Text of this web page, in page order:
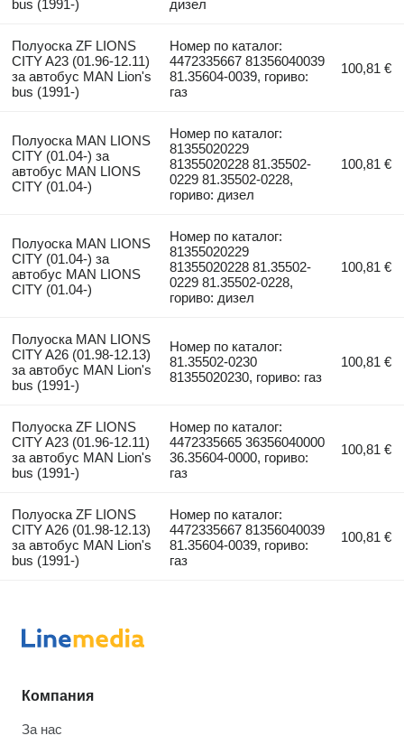
bus (1991-)
дизел
Полуоска ZF LIONS
CITY A23 (01.96-12.11)
за автобус MAN Lion's
bus (1991-)
Номер по каталог:
4472335667 81356040039
81.35604-0039, гориво:
газ
100,81 €
Полуоска MAN LIONS
CITY (01.04-) за
автобус MAN LIONS
CITY (01.04-)
Номер по каталог:
81355020229
81355020228 81.35502-
0229 81.35502-0228,
гориво: дизел
100,81 €
Полуоска MAN LIONS
CITY (01.04-) за
автобус MAN LIONS
CITY (01.04-)
Номер по каталог:
81355020229
81355020228 81.35502-
0229 81.35502-0228,
гориво: дизел
100,81 €
Полуоска MAN LIONS
CITY A26 (01.98-12.13)
за автобус MAN Lion's
bus (1991-)
Номер по каталог:
81.35502-0230
81355020230, гориво: газ
100,81 €
Полуоска ZF LIONS
CITY A23 (01.96-12.11)
за автобус MAN Lion's
bus (1991-)
Номер по каталог:
4472335665 36356040000
36.35604-0000, гориво:
газ
100,81 €
Полуоска ZF LIONS
CITY A26 (01.98-12.13)
за автобус MAN Lion's
bus (1991-)
Номер по каталог:
4472335667 81356040039
81.35604-0039, гориво:
газ
100,81 €
Компания
За нас